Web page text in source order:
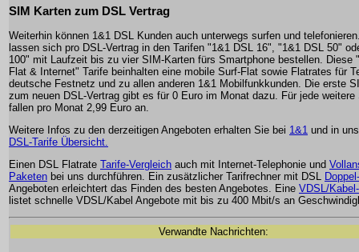
SIM Karten zum DSL Vertrag
Weiterhin können 1&1 DSL Kunden auch unterwegs surfen und
lassen sich pro DSL-Vertrag in den Tarifen "1&1 DSL 16", "1&1 DSL 50"
100" mit Laufzeit bis zu vier SIM-Karten fürs Smartphone bestellen. Diese
Flat & Internet" Tarife beinhalten eine mobile Surf-Flat sowie Flatrates für
deutsche Festnetz und zu allen anderen 1&1 Mobilfunkkunden. Die erste
zum neuen DSL-Vertrag gibt es für 0 Euro im Monat dazu. Für jede weitere
fallen pro Monat 2,99 Euro an.
Weitere Infos zu den derzeitigen Angeboten erhalten Sie bei 1&1 und in
DSL-Tarife Übersicht.
Einen DSL Flatrate Tarife-Vergleich auch mit Internet-Telephonie und
Paketen bei uns durchführen. Ein zusätzlicher Tarifrechner mit DSL
Angeboten erleichtert das Finden des besten Angebotes. Eine VDSL/
listet schnelle VDSL/Kabel Angebote mit bis zu 400 Mbit/s an
Verwandte Nachrichten: